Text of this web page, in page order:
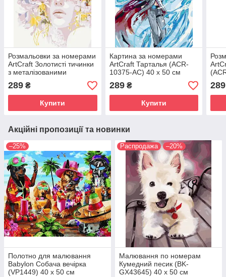
Розмальовки за номерами
ArtCraft Золотисті тичинки
з металізованими
фарбами (ACR-10190-AC)
40 х 50 см
289 ₴
Купити
Картина за номерами
ArtCraft Тарталья (ACR-
10375-AC) 40 х 50 см
289₴
Купити
см
289
Акційні пропозиції та новинки
–25%
Полотно для малювання
Babylon Собача вечірка
(VP1449) 40 х 50 см
Распродажа –20%
Малювання по номерам
Кумедний песик (BK-
GX43645) 40 х 50 см